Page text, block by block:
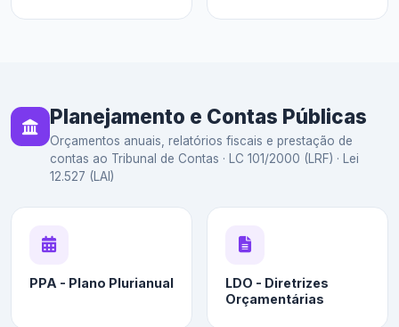
Planejamento e Contas Públicas
Orçamentos anuais, relatórios fiscais e prestação de
contas ao Tribunal de Contas · LC 101/2000 (LRF) · Lei
12.527 (LAI)
PPA - Plano Plurianual
LDO - Diretrizes
Orçamentárias